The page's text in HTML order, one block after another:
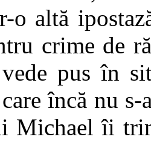
o altă
crime de
pus în
încă nu
Michael îi